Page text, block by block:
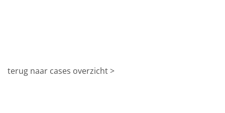
terug naar cases overzicht >